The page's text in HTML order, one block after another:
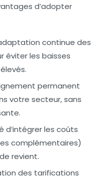
d’adopter
continue des
éviter les baisses
permanent
votre secteur, sans
d’intégrer les coûts
complémentaires)
revient.
des tarifications